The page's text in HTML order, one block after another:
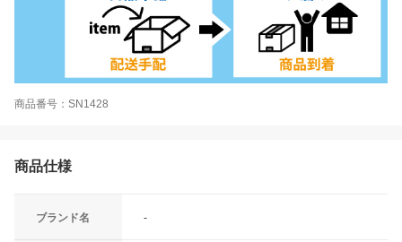
商品番号：SN1428
商品仕様
ブランド名 -